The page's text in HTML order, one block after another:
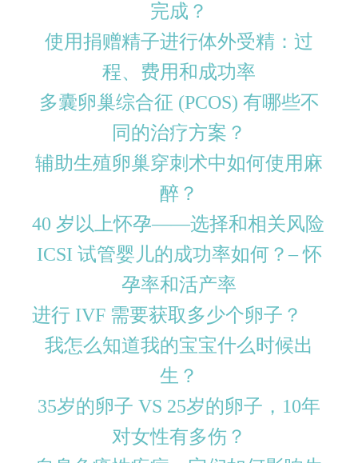
完成？
使用捐赠精子进行体外受精：过
程、费用和成功率
多囊卵巢综合征 (PCOS) 有哪些不
同的治疗方案？
辅助生殖卵巢穿刺术中如何使用麻
醉？
40 岁以上怀孕——选择和相关风险
ICSI 试管婴儿的成功率如何？– 怀
孕率和活产率
进行 IVF 需要获取多少个卵子？
我怎么知道我的宝宝什么时候出
生？
35岁的卵子 VS 25岁的卵子，10年
对女性有多伤？